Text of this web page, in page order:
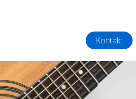
Kontakt